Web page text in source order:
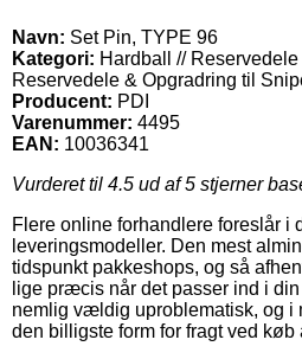
Navn: Set Pin, TYPE 96
Kategori: Hardball //
Reservedele & Opgradring til
Producent: PDI
Varenummer: 4495
EAN: 10036341
Vurderet til 4.5 ud af 5 stjerner
Flere online forhandlere foreslår i
leveringsmodeller. Den mest
tidspunkt pakkeshops, og så
lige præcis når det passer ind i
nemlig vældig uproblematisk, og
den billigste form for fragt ved køb